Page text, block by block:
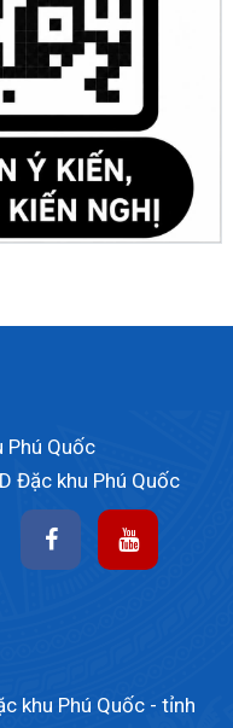
Phú Quốc
Đặc khu Phú Quốc
khu Phú Quốc - tỉnh